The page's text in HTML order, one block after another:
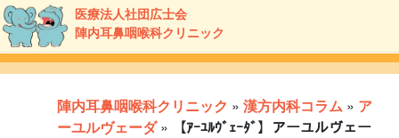
医療法人社団広士会
陣内耳鼻咽喉科クリニック
陣内耳鼻咽喉科クリニック » 漢方内科コラム » ア
ーユルヴェーダ»
【ｱｰﾕﾙｳﾞｪｰﾀﾞ】アーユルヴェー